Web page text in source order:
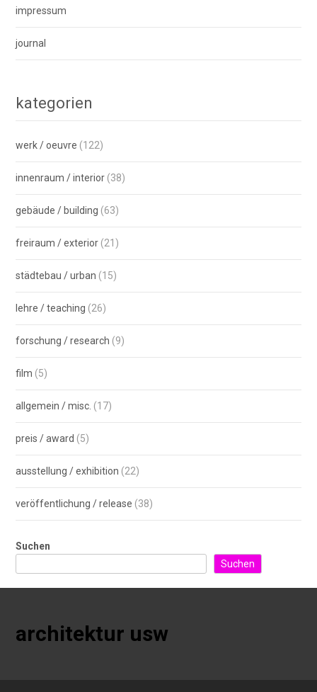
impressum
journal
kategorien
werk / oeuvre (122)
innenraum / interior (38)
gebäude / building (63)
freiraum / exterior (21)
städtebau / urban (15)
lehre / teaching (26)
forschung / research (9)
film (5)
allgemein / misc. (17)
preis / award (5)
ausstellung / exhibition (22)
veröffentlichung / release (38)
Suchen
Suchen
architektur usw